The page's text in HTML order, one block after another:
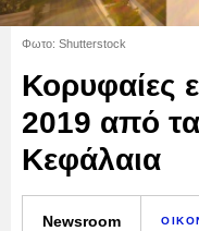
Φωτο: Shutterstock
Κορυφαίες
2019 από
Κεφάλαια
Newsroom